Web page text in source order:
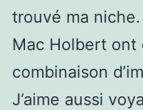
trouvé ma
Mac Holbert ont
combinaison
J’aime aussi